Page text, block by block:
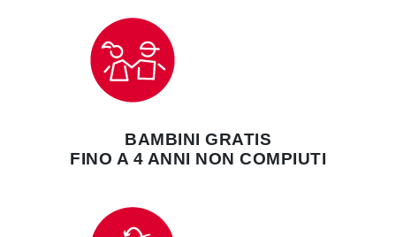
BAMBINI GRATIS
FINO A 4 ANNI NON COMPIUTI